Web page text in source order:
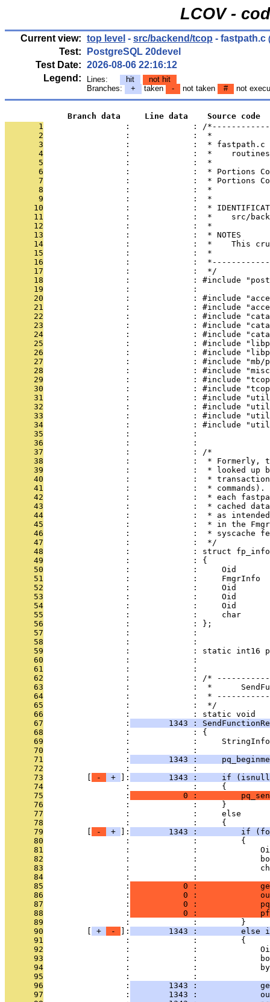
LCOV -
Current view: top level - src/backend/tcop - fastpath.c
Test:
PostgreSQL 20devel
Test Date: 2026-08-06 22:16:12
Legend:
Lines: hit
not hit
Branches:
+ taken - not taken # not
             Branch data     Line data    Source code
       1
:             : /
       2
                 :             :  *
       3
                 :             :  * fastpath.c
       4
:             :  *
       5
                 :             :  *
       6
:             :  * Portions
       7
:             :  * Portions
       8
                 :             :  *
       9
                 :             :  *
      10
:             :  *
      11
:             :  *    src/
      12
                 :             :  *
      13
                 :             :  * NOTES
      14
:             :  *    This
      15
                 :             :  *
      16
:             :
      17
                 :             :  */
      18
:             : #include
      19
                 :             :
      20
:             : #include
      21
:             : #include
      22
:             : #include
      23
:             : #include
      24
:             : #include
      25
:             : #include
      26
:             : #include
      27
:             : #include "mb/
      28
:             : #include
      29
:             : #include
      30
:             : #include
      31
:             : #include
      32
:             : #include
      33
:             : #include
      34
:             : #include
      35
                 :             :
      36
                 :             :
      37
                 :             : /*
      38
:             :  * Formerly,
      39
:             :  * looked up
      40
:             :  *
      41
:             :  *
      42
:             :  * each
      43
:             :  * cached
      44
:             :  * as
      45
:             :  * in the
      46
:             :  * syscache
      47
                 :             :  */
      48
                 :             : struct fp_info
      49
                 :             : {
      50
:             :     Oid
      51
:             :     FmgrInfo
      52
:             :     Oid
      53
:             :     Oid
      54
:             :     Oid
      55
:             :     char
      56
                 :             : };
      57
                 :             :
      58
                 :             :
      59
:             : static int16
      60
:             :
      61
                 :             :
      62
:             : /*
      63
:             :  *
      64
:             :  *
      65
                 :             :  */
      66
                 :             : static void
      67
                 :
1343 :
      68
                 :             : {
      69
:             :
      70
                 :             :
      71
                 :
1343 :
      72
                 :             :
      73
- + ]:
1343 :     if
      74
                 :             :     {
      75
                 :
0 :
      76
                 :             :     }
      77
                 :             :     else
      78
                 :             :     {
      79
- + ]:
1343 :         if
      80
                 :             :         {
      81
:             :
      82
:             :
      83
:             :
      84
                 :             :
      85
                 :
0 :
      86
                 :
0 :
      87
                 :
0 :
      88
                 :
0 :
      89
                 :             :         }
      90
+ - ]:
1343 :         else
      91
                 :             :         {
      92
:             :
      93
:             :
      94
:             :
      95
                 :             :
      96
                 :
1343 :
      97
                 :
1343 :